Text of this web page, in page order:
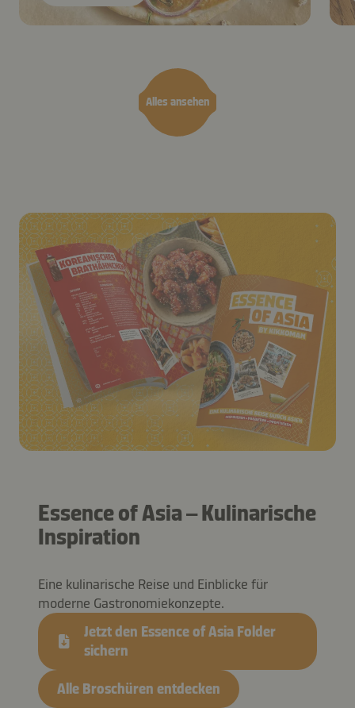
Alles ansehen
Essence of Asia – Kulinarische
Inspiration
Eine kulinarische Reise und Einblicke für
moderne Gastronomiekonzepte.
Jetzt den Essence of Asia Folder
sichern
Alle Broschüren entdecken